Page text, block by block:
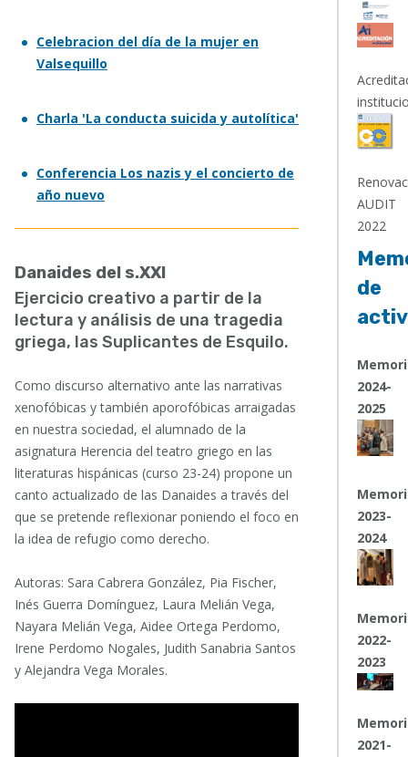
Celebracion del día de la mujer en
Valsequillo
Charla 'La conducta suicida y autolítica'
Conferencia Los nazis y el concierto de
año nuevo
Danaides del s.XXI
Ejercicio creativo a partir de la
lectura y análisis de una tragedia
griega, las Suplicantes de Esquilo.
Como discurso alternativo ante las narrativas
xenofóbicas y también aporofóbicas arraigadas
en nuestra sociedad, el alumnado de la
asignatura Herencia del teatro griego en las
literaturas hispánicas (curso 23-24) propone un
canto actualizado de las Danaides a través del
que se pretende reflexionar poniendo el foco en
la idea de refugio como derecho.
Autoras: Sara Cabrera González, Pia Fischer,
Inés Guerra Domínguez, Laura Melián Vega,
Nayara Melián Vega, Aidee Ortega Perdomo,
Irene Perdomo Nogales, Judith Sanabria Santos
y Alejandra Vega Morales.
AUDIT
2022
de
2024-
2025
2023-
2024
2022-
2023
2021-